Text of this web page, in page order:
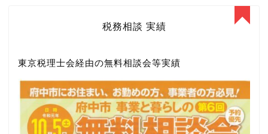
税務相談 実績
東京税理士会経由の無料相談会等実績